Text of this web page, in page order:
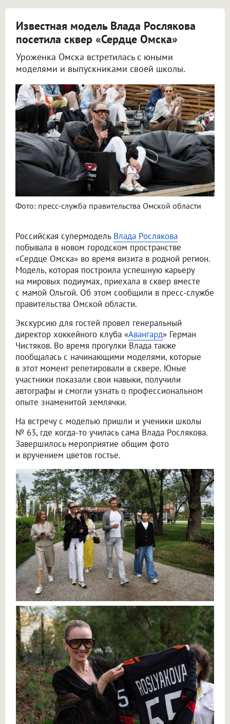
Известная модель Влада Рослякова
посетила сквер «Сердце Омска»
Уроженка Омска встретилась с юными
моделями и выпускниками своей школы.
Фото: пресс-служба правительства Омской области
Российская супермодель Влада Рослякова
побывала в новом городском пространстве
«Сердце Омска» во время визита в родной регион.
Модель, которая построила успешную карьеру
на мировых подиумах, приехала в сквер вместе
с мамой Ольгой. Об этом сообщили в пресс-службе
правительства Омской области.
Экскурсию для гостей провел генеральный
директор хоккейного клуба «Авангард» Герман
Чистяков. Во время прогулки Влада также
пообщалась с начинающими моделями, которые
в этот момент репетировали в сквере. Юные
участники показали свои навыки, получили
автографы и смогли узнать о профессиональном
опыте знаменитой землячки.
На встречу с моделью пришли и ученики школы
№ 63, где когда-то училась сама Влада Рослякова.
Завершилось мероприятие общим фото
и вручением цветов гостье.